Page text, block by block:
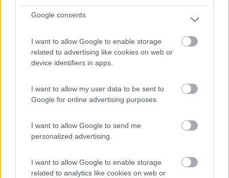
Google consents
I want to allow Google to enable storage
related to advertising like cookies on web or
device identifiers in apps.
I want to allow my user data to be sent to
Google for online advertising purposes.
I want to allow Google to send me
personalized advertising.
I want to allow Google to enable storage
related to analytics like cookies on web or
Salumificio La Perla
Servizi / Posizione